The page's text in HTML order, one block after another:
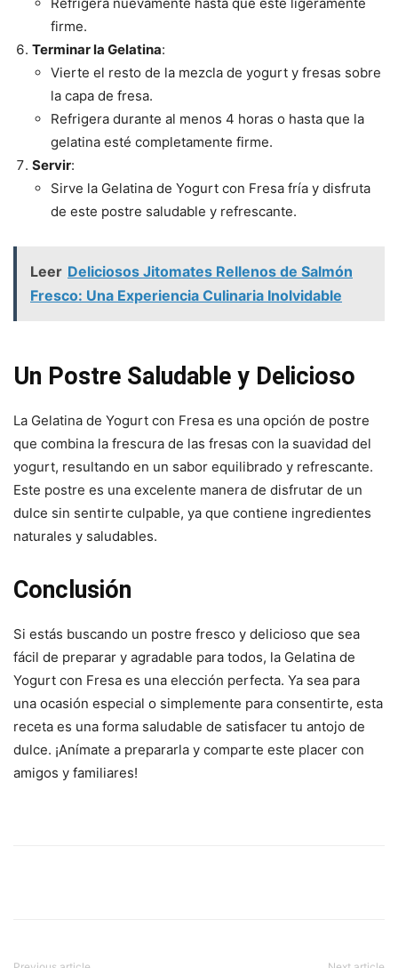
firme.
Terminar la Gelatina:
Vierte el resto de la mezcla de yogurt y fresas sobre
la capa de fresa.
Refrigera durante al menos 4 horas o hasta que la
gelatina esté completamente firme.
Servir:
Sirve la Gelatina de Yogurt con Fresa fría y disfruta
de este postre saludable y refrescante.
Leer Deliciosos Jitomates Rellenos de Salmón
Fresco: Una Experiencia Culinaria Inolvidable
Un Postre Saludable y Delicioso
La Gelatina de Yogurt con Fresa es una opción de postre
que combina la frescura de las fresas con la suavidad del
yogurt, resultando en un sabor equilibrado y refrescante.
Este postre es una excelente manera de disfrutar de un
dulce sin sentirte culpable, ya que contiene ingredientes
naturales y saludables.
Conclusión
Si estás buscando un postre fresco y delicioso que sea
fácil de preparar y agradable para todos, la Gelatina de
Yogurt con Fresa es una elección perfecta. Ya sea para
una ocasión especial o simplemente para consentirte, esta
receta es una forma saludable de satisfacer tu antojo de
dulce. ¡Anímate a prepararla y comparte este placer con
amigos y familiares!